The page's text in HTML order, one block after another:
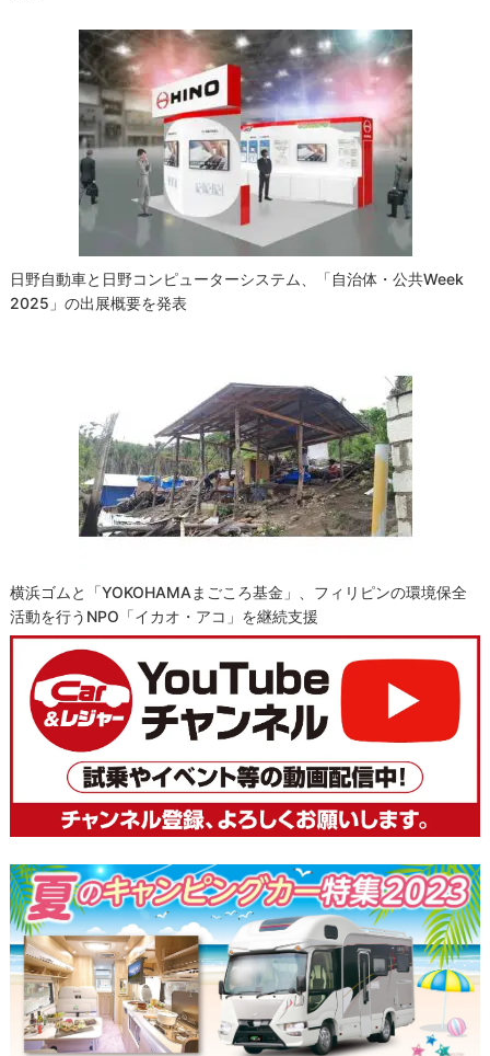
日野自動車と日野コンピューターシステム、「自治体・公共Week
2025」の出展概要を発表
横浜ゴムと「YOKOHAMAまごころ基金」、フィリピンの環境保全
活動を行うNPO「イカオ・アコ」を継続支援